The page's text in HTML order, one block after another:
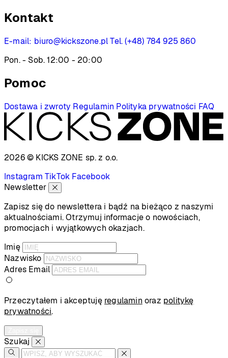
Kontakt
E-mail: biuro@kickszone.pl Tel. (+48) 784 925 860
Pon. - Sob. 12:00 - 20:00
Pomoc
Dostawa i zwroty Regulamin Polityka prywatności FAQ
2026 © KICKS ZONE sp. z o.o.
Instagram TikTok Facebook
Newsletter
Zapisz się do newslettera i bądź na bieżąco z naszymi
aktualnościami. Otrzymuj informacje o nowościach,
promocjach i wyjątkowych okazjach.
Imię
Nazwisko
Adres Email
Przeczytałem i akceptuję regulamin oraz politykę
prywatności.
Szukaj